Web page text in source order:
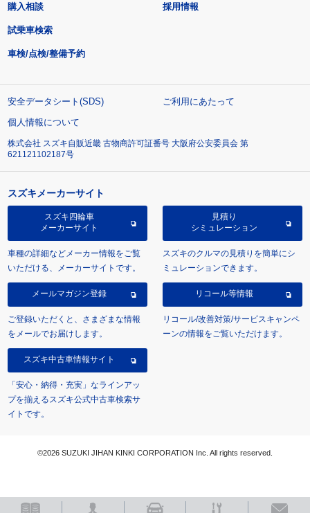
購入相談
試乗車検索
車検/点検/整備予約
採用情報
安全データシート(SDS)
ご利用にあたって
個人情報について
株式会社 スズキ自販近畿 古物商許可証番号 大阪府公安委員会 第
621121102187号
スズキメーカーサイト
スズキ四輪車
メーカーサイト
車種の詳細などメーカー情報をご覧
いただける、メーカーサイトです。
見積り
シミュレーション
スズキのクルマの見積りを簡単にシ
ミュレーションできます。
メールマガジン登録
ご登録いただくと、さまざまな情報
をメールでお届けします。
リコール等情報
リコール/改善対策/サービスキャンペ
ーンの情報をご覧いただけます。
スズキ中古車情報サイト
「安心・納得・充実」なラインアッ
プを揃えるスズキ公式中古車検索サ
イトです。
©2026 SUZUKI JIHAN KINKI CORPORATION Inc. All rights reserved.